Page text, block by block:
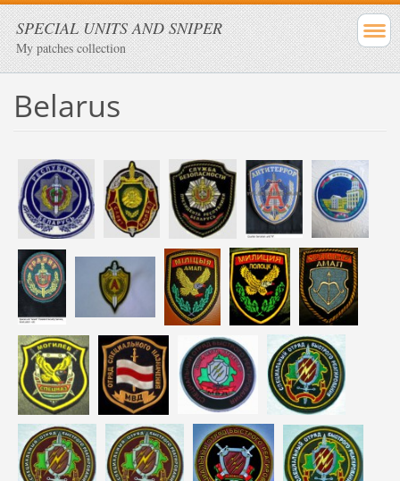
SPECIAL UNITS AND SNIPER
My patches collection
Belarus